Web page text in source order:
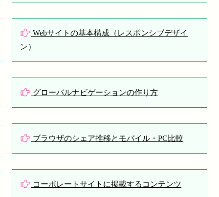
Webサイトの基本構成（レスポンシブデザイ
ン）
グローバルナビゲーションの作り方
ブラウザのシェア推移とモバイル・PC比較
コーポレートサイトに掲載するコンテンツ